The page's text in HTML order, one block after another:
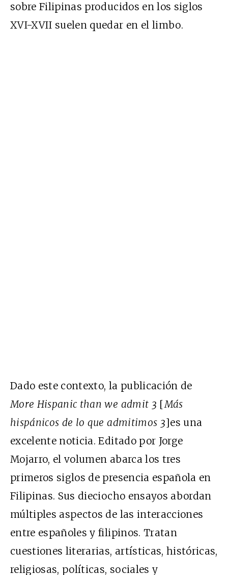
sobre Filipinas producidos en los siglos
XVI-XVII suelen quedar en el limbo.
Dado este contexto, la publicación de
More Hispanic than we admit 3 [Más
hispánicos de lo que admitimos 3]es una
excelente noticia. Editado por Jorge
Mojarro, el volumen abarca los tres
primeros siglos de presencia española en
Filipinas. Sus dieciocho ensayos abordan
múltiples aspectos de las interacciones
entre españoles y filipinos. Tratan
cuestiones literarias, artísticas, históricas,
religiosas, políticas, sociales y